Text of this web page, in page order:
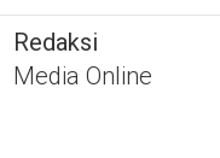
Redaksi
Media Online